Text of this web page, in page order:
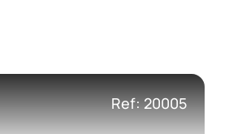
Ref: 20005